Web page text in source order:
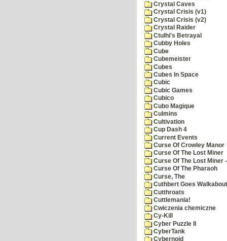
Crystal Caves
Crystal Crisis (v1)
Crystal Crisis (v2)
Crystal Raider
Ctulhi's Betrayal
Cubby Holes
Cube
Cubemeister
Cubes
Cubes In Space
Cubic
Cubic Games
Cubico
Cubo Magique
Culmins
Cultivation
Cup Dash 4
Current Events
Curse Of Crowley Manor
Curse Of The Lost Miner
Curse Of The Lost Miner
Curse Of The Pharaoh
Curse, The
Cuthbert Goes Walkabout
Cutthroats
Cuttlemania!
Cwiczenia chemiczne
Cy-Kill
Cyber Puzzle II
CyberTank
Cybernoid